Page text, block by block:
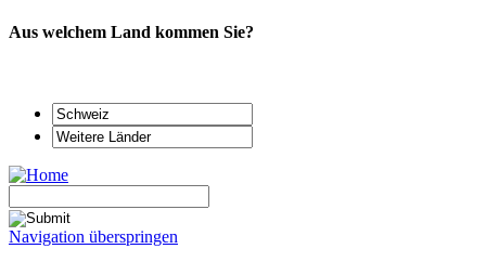
Aus welchem Land kommen Sie?
Navigation überspringen